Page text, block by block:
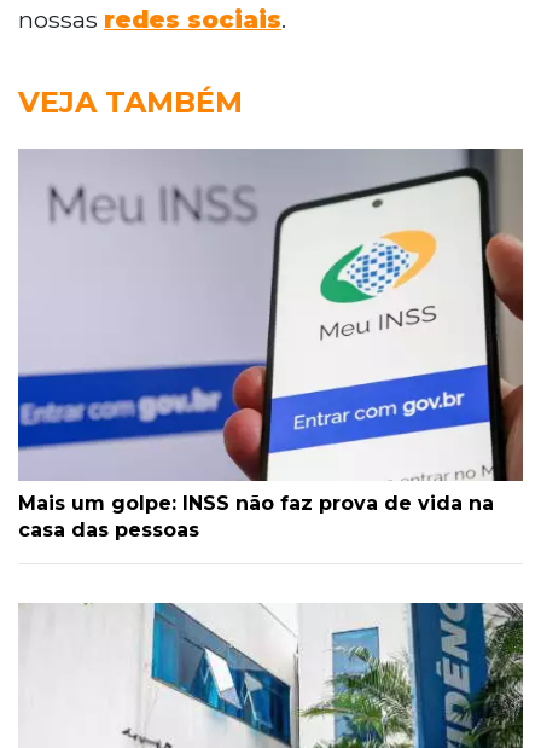
nossas redes sociais.
VEJA TAMBÉM
Mais um golpe: INSS não faz prova de vida na
casa das pessoas